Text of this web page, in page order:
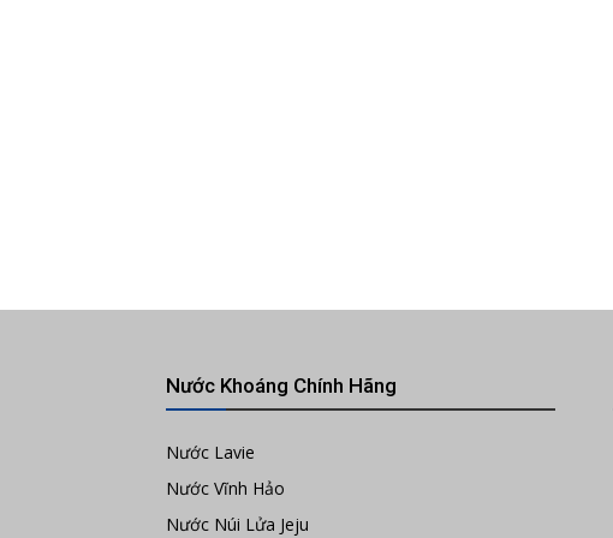
Nước Khoáng Chính Hãng
Nước Lavie
Nước Vĩnh Hảo
Nước Núi Lửa Jeju